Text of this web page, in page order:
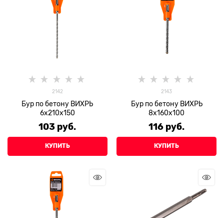
2142
Бур по бетону ВИХРЬ
6x210x150
103 руб.
КУПИТЬ
2143
Бур по бетону ВИХРЬ
8x160x100
116 руб.
КУПИТЬ